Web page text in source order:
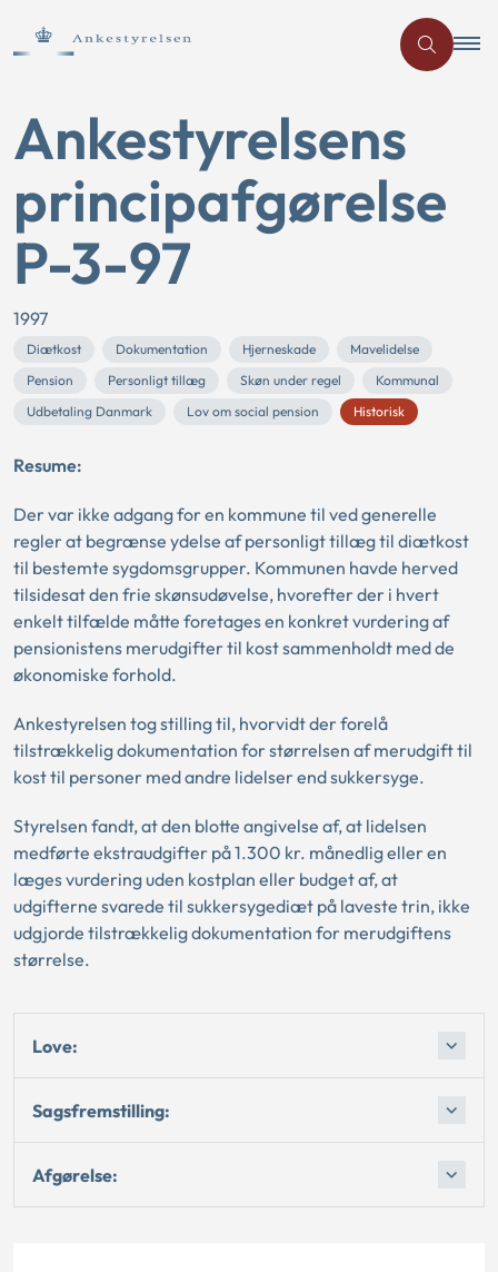
Ankestyrelsens
principafgørelse
P-3-97
1997
Diætkost Dokumentation Hjerneskade
Mavelidelse
Pension
Personligt tillæg Skøn under regel
Kommunal
Udbetaling Danmark
Lov om social pension Historisk
Resume:
Der var ikke adgang for en kommune til ved generelle
regler at begrænse ydelse af personligt tillæg til diætkost
til bestemte sygdomsgrupper. Kommunen havde herved
tilsidesat den frie skønsudøvelse, hvorefter der i hvert
enkelt tilfælde måtte foretages en konkret vurdering af
pensionistens merudgifter til kost sammenholdt med de
økonomiske forhold.
Ankestyrelsen tog stilling til, hvorvidt der forelå
tilstrækkelig dokumentation for størrelsen af merudgift til
kost til personer med andre lidelser end sukkersyge.
Styrelsen fandt, at den blotte angivelse af, at lidelsen
medførte ekstraudgifter på 1.300 kr. månedlig eller en
læges vurdering uden kostplan eller budget af, at
udgifterne svarede til sukkersygediæt på laveste trin, ikke
udgjorde tilstrækkelig dokumentation for merudgiftens
størrelse.
Love:
Sagsfremstilling:
Afgørelse: